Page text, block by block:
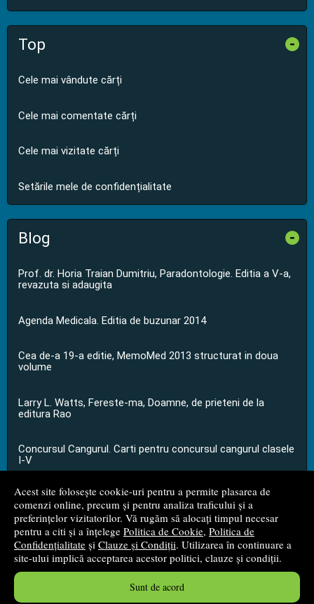
Acest site folosește cookie-uri pentru a permite plasarea de
comenzi online, precum și pentru analiza traficului și a
preferințelor vizitatorilor. Vă rugăm să alocați timpul necesar
pentru a citi și a înțelege Politica de Cookie, Politica de
Confidențialitate și Clauze și Condiții. Utilizarea în continuare a
site-ului implică acceptarea acestor politici, clauze și condiții.
Sunt de acord
Top -
Cele mai vândute cărți
Cele mai comentate cărți
Cele mai vizitate cărți
Setările mele de confidențialitate
Blog -
Prof. dr. Horia Traian Dumitriu, Paradontologie. Editia a V-a,
revazuta si adaugita
Agenda Medicala. Editia de buzunar 2014
Cea de-a 19-a editie, MemoMed 2013 structurat in doua
volume
Larry L. Watts, Fereste-ma, Doamne, de prieteni de la
editura Rao
Concursul Cangurul. Carti pentru concursul cangurul clasele
I-V
...toate știrile
© 2008 - 2026S.C. M.G. Net Distribution S.R.L.
Magazin onlinecreat deVital Soft